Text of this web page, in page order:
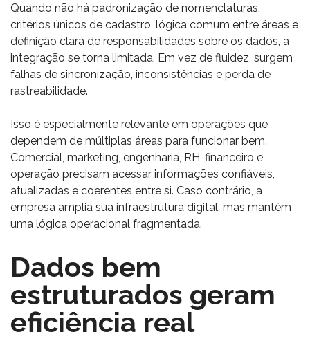
Quando não há padronização de nomenclaturas,
critérios únicos de cadastro, lógica comum entre áreas e
definição clara de responsabilidades sobre os dados, a
integração se torna limitada. Em vez de fluidez, surgem
falhas de sincronização, inconsistências e perda de
rastreabilidade.
Isso é especialmente relevante em operações que
dependem de múltiplas áreas para funcionar bem.
Comercial, marketing, engenharia, RH, financeiro e
operação precisam acessar informações confiáveis,
atualizadas e coerentes entre si. Caso contrário, a
empresa amplia sua infraestrutura digital, mas mantém
uma lógica operacional fragmentada.
Dados bem
estruturados geram
eficiência real